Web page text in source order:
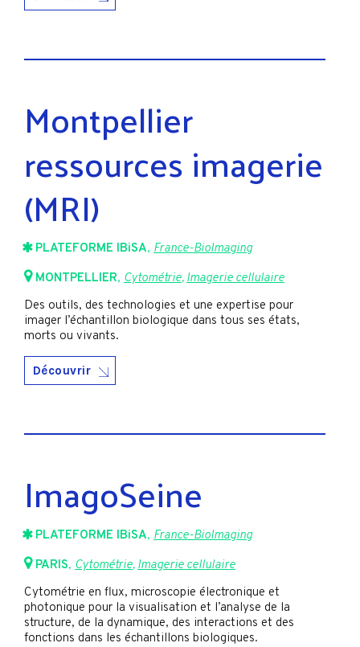
Montpellier
ressources imagerie
(MRI)
PLATEFORME IBiSA, France-BioImaging
MONTPELLIER, Cytométrie,Imagerie cellulaire
Des outils, des technologies et une expertise pour
imager l’échantillon biologique dans tous ses états,
morts ou vivants.
Découvrir
ImagoSeine
PLATEFORME IBiSA, France-BioImaging
PARIS, Cytométrie, Imagerie cellulaire
Cytométrie en flux, microscopie électronique et
photonique pour la visualisation et l’analyse de la
structure, de la dynamique, des interactions et des
fonctions dans les échantillons biologiques.